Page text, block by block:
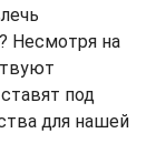
Несмотря на
под
для нашей